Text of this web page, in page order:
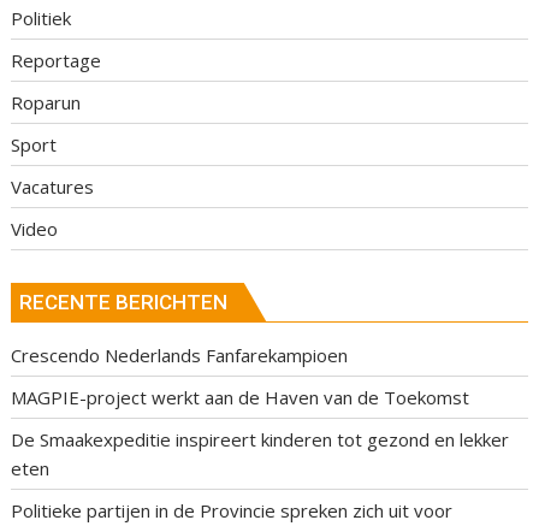
Politiek
Reportage
Roparun
Sport
Vacatures
Video
RECENTE BERICHTEN
Crescendo Nederlands Fanfarekampioen
MAGPIE-project werkt aan de Haven van de Toekomst
De Smaakexpeditie inspireert kinderen tot gezond en lekker
eten
Politieke partijen in de Provincie spreken zich uit voor